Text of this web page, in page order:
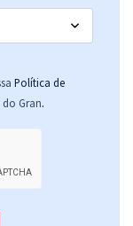
Política de
Gran.